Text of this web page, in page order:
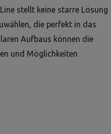
stellt keine starre Lösung
die perfekt in das
Aufbaus können die
und Möglichkeiten